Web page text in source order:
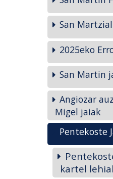
San
2025eko
San Martin
Angiozar
Migel jaiak
Pentekoste
kartel